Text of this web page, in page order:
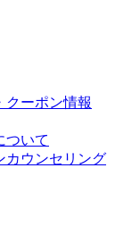
クーポン情報
ついて
カウンセリング